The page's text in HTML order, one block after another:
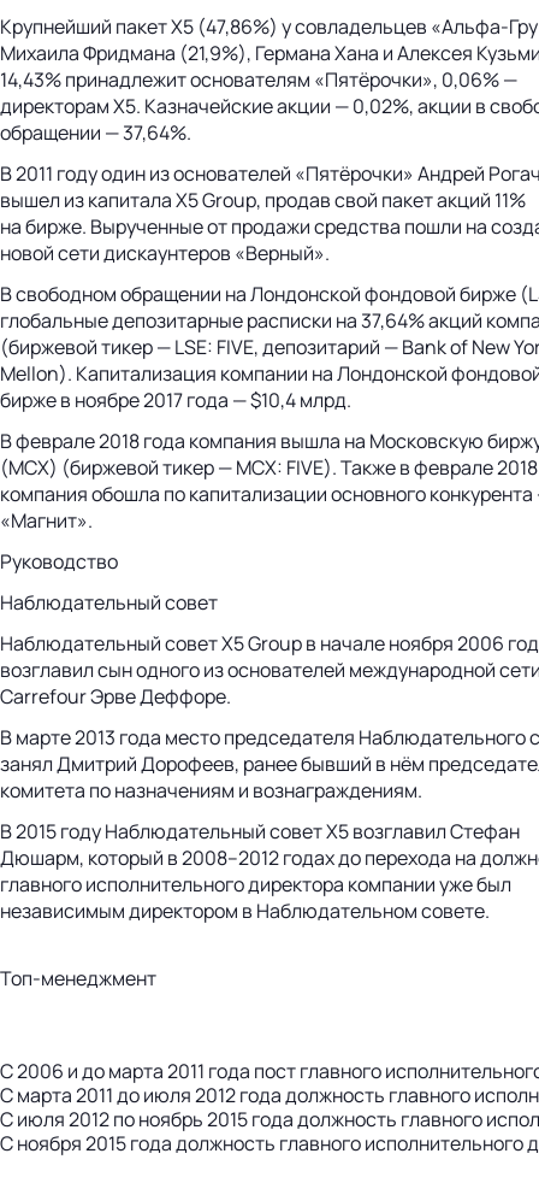
Крупнейший пакет X5 (47,86%) у совладельцев «Альфа-
Михаила Фридмана (21,9%), Германа Хана и Алексея
14,43% принадлежит основателям «Пятёрочки», 0,06% —
директорам X5. Казначейские акции — 0,02%, акции в
обращении — 37,64%.
В 2011 году один из основателей «Пятёрочки» Андрей
вышел из капитала X5 Group, продав свой пакет акций 11%
на бирже. Вырученные от продажи средства пошли на
новой сети дискаунтеров «Верный».
В свободном обращении на Лондонской фондовой бирже
глобальные депозитарные расписки на 37,64% акций
(биржевой тикер — LSE: FIVE, депозитарий — Bank of New
Mellon). Капитализация компании на Лондонской
бирже в ноябре 2017 года — $10,4 млрд.
В феврале 2018 года компания вышла на Московскую
(MCX) (биржевой тикер — MCX: FIVE). Также в феврале
компания обошла по капитализации основного
«Магнит».
Руководство
Наблюдательный совет
Наблюдательный совет X5 Group в начале ноября 2006
возглавил сын одного из основателей международной
Carrefour Эрве Деффоре.
В марте 2013 года место председателя Наблюдательного
занял Дмитрий Дорофеев, ранее бывший в нём
комитета по назначениям и вознаграждениям.
В 2015 году Наблюдательный совет X5 возглавил Стефан
Дюшарм, который в 2008–2012 годах до перехода на
главного исполнительного директора компании уже был
независимым директором в Наблюдательном совете.
Топ-менеджмент
С 2006 и до марта 2011 года пост главного
С марта 2011 до июля 2012 года должность главного
С июля 2012 по ноябрь 2015 года должность главного
С ноября 2015 года должность главного